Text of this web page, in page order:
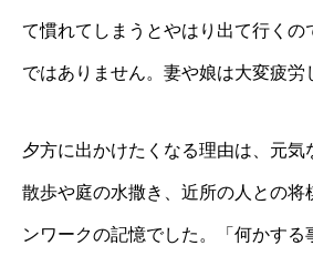
て慣れてしまうとやはり出て行くの
ではありません。妻や娘は大変疲労
夕方に出かけたくなる理由は、元気
散歩や庭の水撒き、近所の人との将
ンワークの記憶でした。「何かする